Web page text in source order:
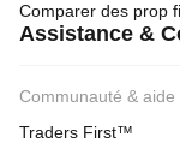
Comparer des prop
Assistance &
Communauté & aide
Traders First™